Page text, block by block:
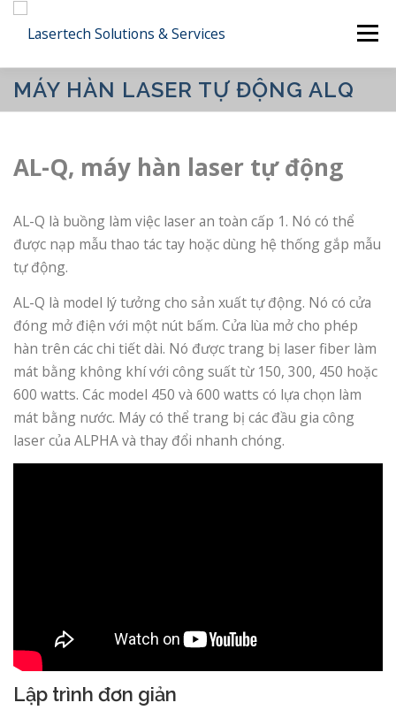
Skip
Menu
CÔNG TY SẢN PHẨM DỊCH VỤ
CÔNG NGHIỆP CÔNG NGHỆ DỰ ÁN
LIÊN HỆ TIẾNG VIỆT
日本語
MÁY HÀN LASER TỰ ĐỘNG ALQ
AL-Q, máy hàn laser tự động
AL-Q là buồng làm việc laser an toàn cấp 1. Nó có thể
được nạp mẫu thao tác tay hoặc dùng hệ thống gắp mẫu
tự động.
AL-Q là model lý tưởng cho sản xuất tự động. Nó có cửa
đóng mở điện với một nút bấm. Cửa lùa mở cho phép
hàn trên các chi tiết dài. Nó được trang bị laser fiber làm
mát bằng không khí với công suất từ 150, 300, 450 hoặc
600 watts. Các model 450 và 600 watts có lựa chọn làm
mát bằng nước. Máy có thể trang bị các đầu gia công
laser của ALPHA và thay đổi nhanh chóng.
Lập trình đơn giản